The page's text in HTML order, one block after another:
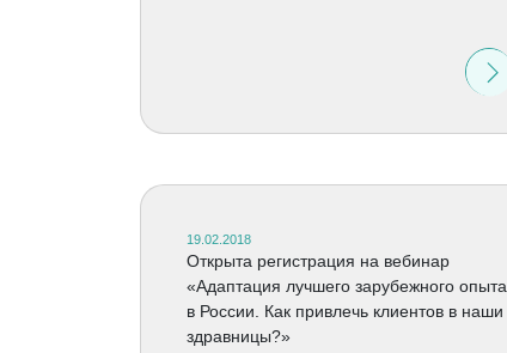
19.02.2018
Открыта регистрация на вебинар
«Адаптация лучшего зарубежного опыта
в России. Как привлечь клиентов в наши
здравницы?»